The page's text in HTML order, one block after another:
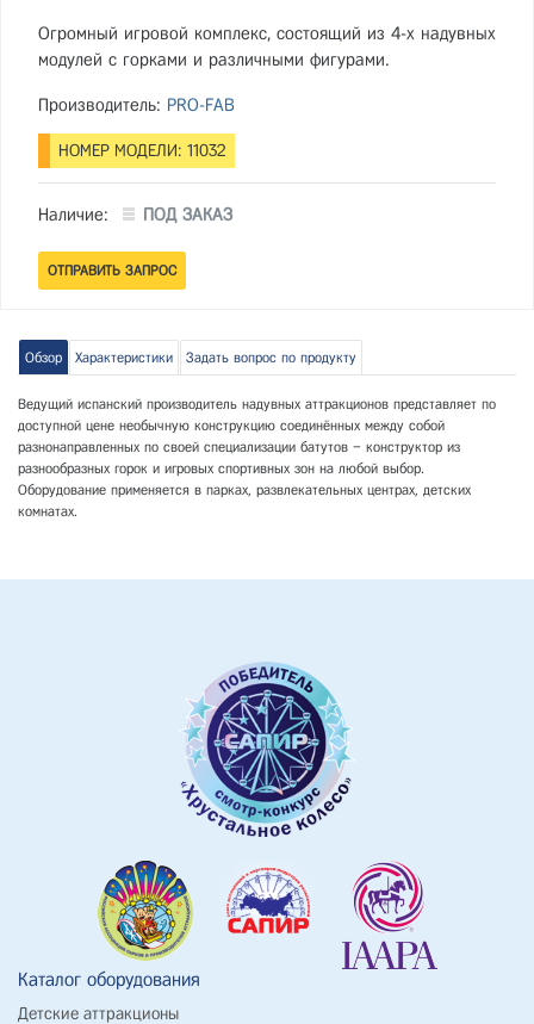
Огромный игровой комплекс, состоящий из 4-х надувных
модулей с горками и различными фигурами.
Производитель: PRO-FAB
НОМЕР МОДЕЛИ: 11032
Наличие: ПОД ЗАКАЗ
Обзор Характеристики Задать вопрос по продукту
Ведущий испанский производитель надувных аттракционов представляет по
доступной цене необычную конструкцию соединённых между собой
разнонаправленных по своей специализации батутов – конструктор из
разнообразных горок и игровых спортивных зон на любой выбор.
Оборудование применяется в парках, развлекательных центрах, детских
комнатах.
Каталог оборудования
Детские аттракционы